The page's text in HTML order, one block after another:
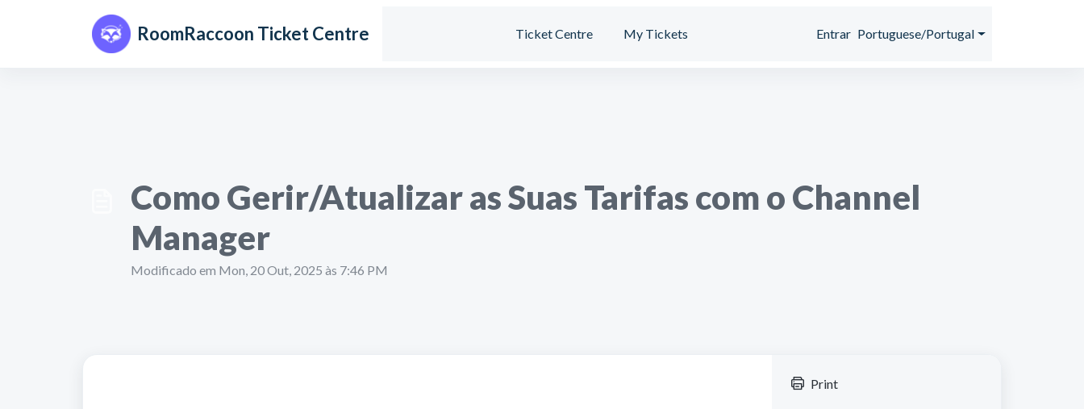
RoomRaccoon Ticket Centre Ticket Centre My Tickets Entrar Portuguese/Portugal
Como Gerir/Atualizar as Suas Tarifas com o Channel
Manager
Modificado em Mon, 20 Out, 2025 às 7:46 PM
Print